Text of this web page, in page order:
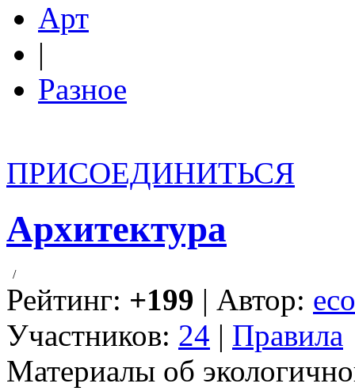
Арт
|
Разное
ПРИСОЕДИНИТЬСЯ
Архитектура
/
Рейтинг: +199 | Автор:
Участников: 24 | Правила
Материалы об